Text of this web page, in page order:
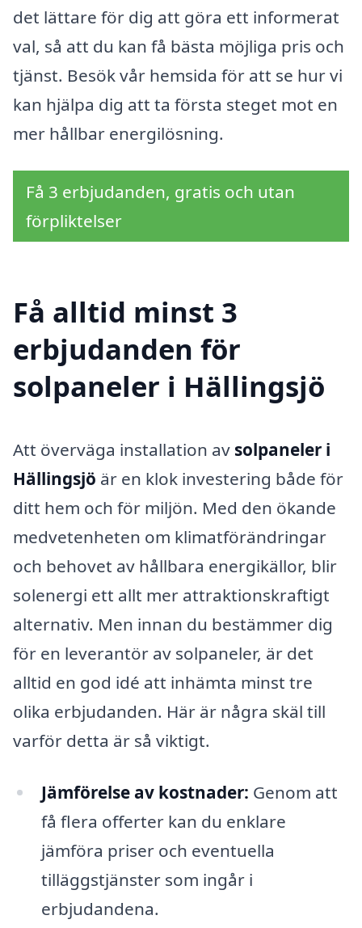
det lättare för dig att göra ett informerat
val, så att du kan få bästa möjliga pris och
tjänst. Besök vår hemsida för att se hur vi
kan hjälpa dig att ta första steget mot en
mer hållbar energilösning.
Få 3 erbjudanden, gratis och utan
förpliktelser
Få alltid minst 3
erbjudanden för
solpaneler i Hällingsjö
Att överväga installation av solpaneler i
Hällingsjö är en klok investering både för
ditt hem och för miljön. Med den ökande
medvetenheten om klimatförändringar
och behovet av hållbara energikällor, blir
solenergi ett allt mer attraktionskraftigt
alternativ. Men innan du bestämmer dig
för en leverantör av solpaneler, är det
alltid en god idé att inhämta minst tre
olika erbjudanden. Här är några skäl till
varför detta är så viktigt.
Jämförelse av kostnader: Genom att
få flera offerter kan du enklare
jämföra priser och eventuella
tilläggstjänster som ingår i
erbjudandena.